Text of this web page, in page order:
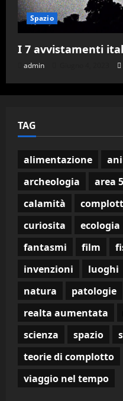
Spazio
I 7 avvistamenti
admin
TAG
alimentazione
archeologia
area
calamità
curiosita
ecologia
fantasmi
film
invenzioni
luoghi
natura
patologie
realta aumentata
scienza
spazio
teorie di complotto
viaggio nel tempo